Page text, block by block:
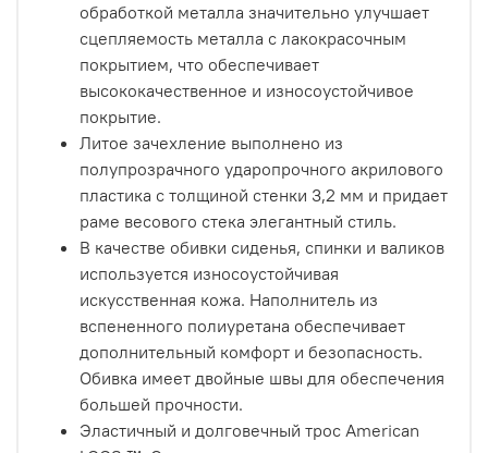
обработкой металла значительно улучшает
сцепляемость металла с лакокрасочным
покрытием, что обеспечивает
высококачественное и износоустойчивое
покрытие.
Литое зачехление выполнено из
полупрозрачного ударопрочного акрилового
пластика с толщиной стенки 3,2 мм и придает
раме весового стека элегантный стиль.
В качестве обивки сиденья, спинки и валиков
используется износоустойчивая
искусственная кожа. Наполнитель из
вспененного полиуретана обеспечивает
дополнительный комфорт и безопасность.
Обивка имеет двойные швы для обеспечения
большей прочности.
Эластичный и долговечный трос American